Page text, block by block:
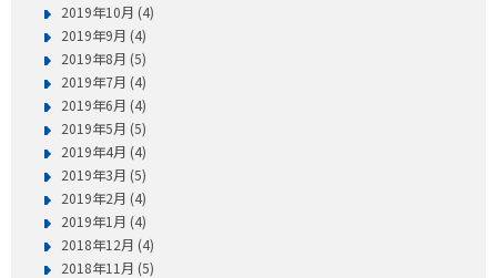
2019年10月 (4)
2019年9月 (4)
2019年8月 (5)
2019年7月 (4)
2019年6月 (4)
2019年5月 (5)
2019年4月 (4)
2019年3月 (5)
2019年2月 (4)
2019年1月 (4)
2018年12月 (4)
2018年11月 (5)